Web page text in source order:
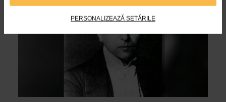
PERSONALIZEAZĂ SETĂRILE
VIDEO